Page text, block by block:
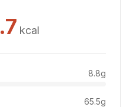
kcal
8.8g
65.5g